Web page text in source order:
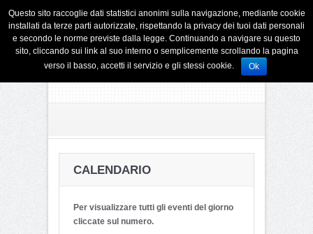
CALENDARIO
Per visualizzare tutti gli eventi del giorno
cliccate sul numero.
Questo sito raccoglie dati statistici anonimi sulla navigazione, mediante cookie
installati da terze parti autorizzate, rispettando la privacy dei tuoi dati personali
e secondo le norme previste dalla legge. Continuando a navigare su questo
sito, cliccando sui link al suo interno o semplicemente scrollando la pagina
verso il basso, accetti il servizio e gli stessi cookie.
Ok